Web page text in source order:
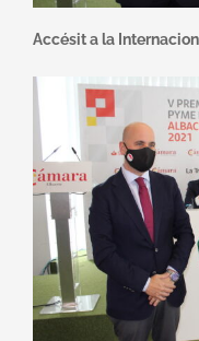
Accésit a la